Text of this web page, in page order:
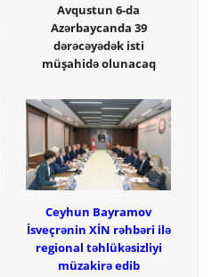
Avqustun 6-da
Azərbaycanda 39
dərəcəyədək isti
müşahidə olunacaq
Ceyhun Bayramov
İsveçrənin XİN rəhbəri ilə
regional təhlükəsizliyi
müzakirə edib